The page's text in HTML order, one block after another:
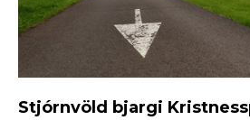
Stjórnvöld bjargi